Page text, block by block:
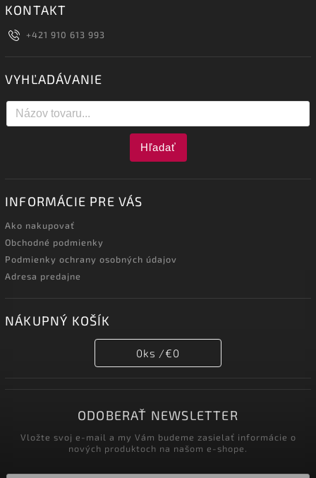
KONTAKT
+421 910 613 993
VYHĽADÁVANIE
Hľadať
INFORMÁCIE PRE VÁS
Ako nakupovať
Obchodné podmienky
Podmienky ochrany osobných údajov
Adresa predajne
NÁKUPNÝ KOŠÍK
0ks /€0
ODOBERAŤ NEWSLETTER
Vložte svoj e-mail a my Vám budeme zasielať informácie o
nových produktoch na našom e-shope.